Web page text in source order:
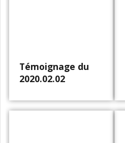
Témoignage du
2020.02.02